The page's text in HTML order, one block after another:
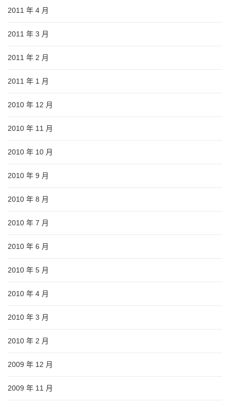
2011 年 4 月
2011 年 3 月
2011 年 2 月
2011 年 1 月
2010 年 12 月
2010 年 11 月
2010 年 10 月
2010 年 9 月
2010 年 8 月
2010 年 7 月
2010 年 6 月
2010 年 5 月
2010 年 4 月
2010 年 3 月
2010 年 2 月
2009 年 12 月
2009 年 11 月